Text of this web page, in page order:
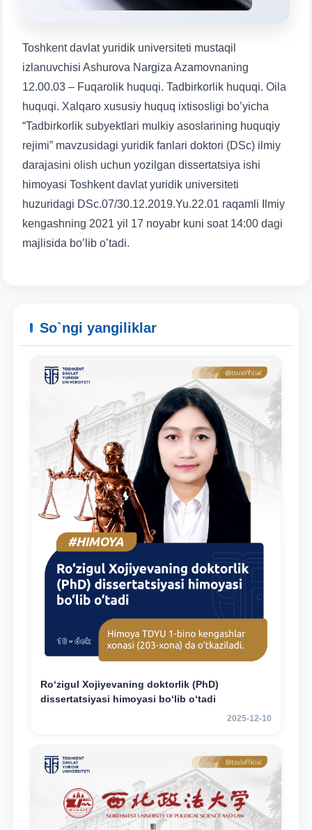
Ism va familiyangiz
Toshkent davlat yuridik universiteti mustaqil
izlanuvchisi Ashurova Nargiza Azamovnaning
12.00.03 – Fuqarolik huquqi. Tadbirkorlik huquqi. Oila
huquqi. Xalqaro xususiy huquq ixtisosligi bo’yicha
“Tadbirkorlik subyektlari mulkiy asoslarining huquqiy
rejimi” mavzusidagi yuridik fanlari doktori (DSc) ilmiy
darajasini olish uchun yozilgan dissertatsiya ishi
himoyasi Toshkent davlat yuridik universiteti
huzuridagi DSc.07/30.12.2019.Yu.22.01 raqamli Ilmiy
kengashning 2021 yil 17 noyabr kuni soat 14:00 dagi
majlisida boʼlib oʼtadi.
So`ngi yangiliklar
Ro‘zigul Xojiyevaning doktorlik (PhD)
dissertatsiyasi himoyasi bo‘lib o‘tadi
2025-12-10
5. To'lov-kontrakt (2)
7. Call-center (4) 8. Bakalavriat kvotasi (3)
9. Magistratura kvotasi (4) ✉️ Adminga yozish